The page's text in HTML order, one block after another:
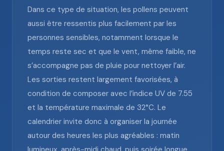
Dans ce type de situation, les pollens peuvent
aussi être ressentis plus facilement par les
personnes sensibles, notamment lorsque le
temps reste sec et que le vent, même faible, ne
s’accompagne pas de pluie pour nettoyer l’air.
Les sorties restent largement favorisées, à
condition de composer avec l’indice UV de 7.55
et la température maximale de 32°C. Le
calendrier invite donc à organiser la journée
autour des heures les plus agréables : matin